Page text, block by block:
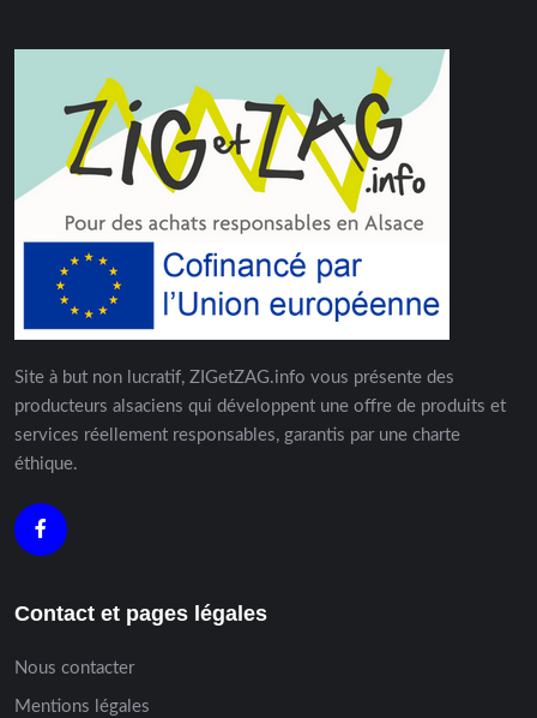
Site à but non lucratif, ZIGetZAG.info vous présente des
producteurs alsaciens qui développent une offre de produits et
services réellement responsables, garantis par une charte
éthique.
Contact et pages légales
Nous contacter
Mentions légales